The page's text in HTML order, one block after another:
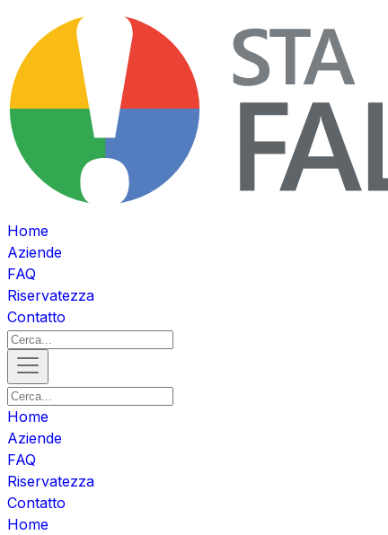
Home
Aziende
FAQ
Riservatezza
Contatto
Home
Aziende
FAQ
Riservatezza
Contatto
Home